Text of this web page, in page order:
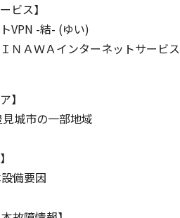
ビス】
VPN -結- (ゆい)
ＮＡＷＡインターネットサービス
】
城市の一部地域
備要因